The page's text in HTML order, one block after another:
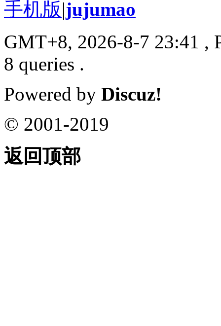
手机版|jujumao
GMT+8, 2026-8-7 23:41 ,
8 queries .
Powered by Discuz!
© 2001-2019
返回顶部